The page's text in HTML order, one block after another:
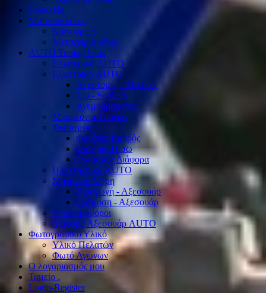
Εργαλεία
Μοτοσυκλέτες
Καινούριες
Μεταχειρισμένες
AUTO Tuning Parts
Εσωτερικό AUTO
Εξωτερικό AUTO
Αεροτομές - Μάσκες
Lip - Spoilers
Ανεμοθραύστες
Μπουλόνια Τροχών
Φωτισμός
Φανάρια Εμπρός
Φανάρια Πίσω
Φωτισμός Διάφορα
Ηλεκτρονικά AUTO
Μηχανικά Μέρη
Εισαγωγή - Αξεσουάρ
Εξάτμιση - Αξεσουάρ
Εκκεντροφόροι
Διάφορα Αξεσουάρ AUTO
Φωτογραφικό Υλικό
Υλικό Πελατών
Φωτό Αγώνων
Ο λογαριασμός μου
Ταμείο .
Login-Register